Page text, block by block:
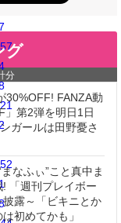
グ
分
30%OFF! FANZA動
」第2弾を明日1日
ガールは田野憂さ
なふぃ”こと真中ま
「週刊プレイボー
露～「ビキニとか
初めてかも」